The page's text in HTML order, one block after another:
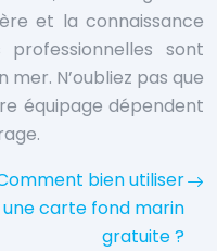
et la connaissance
sont
N’oubliez pas que
équipage dépendent
bien utiliser
une carte fond marin
gratuite ?